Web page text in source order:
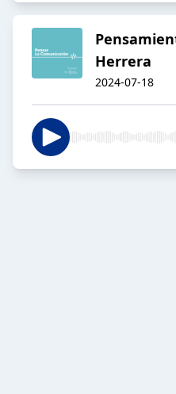
Herrera
2024-07-18